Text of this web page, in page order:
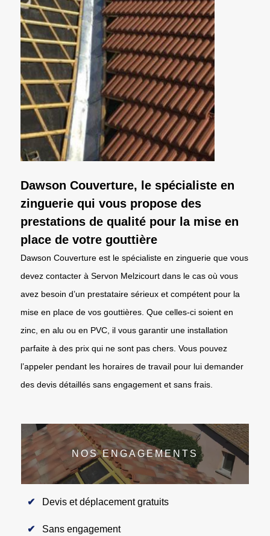
Dawson Couverture, le spécialiste en
zinguerie qui vous propose des
prestations de qualité pour la mise en
place de votre gouttière
Dawson Couverture est le spécialiste en zinguerie que vous
devez contacter à Servon Melzicourt dans le cas où vous
avez besoin d’un prestataire sérieux et compétent pour la
mise en place de vos gouttières. Que celles-ci soient en
zinc, en alu ou en PVC, il vous garantir une installation
parfaite à des prix qui ne sont pas chers. Vous pouvez
l’appeler pendant les horaires de travail pour lui demander
des devis détaillés sans engagement et sans frais.
NOS ENGAGEMENTS
Devis et déplacement gratuits
Sans engagement